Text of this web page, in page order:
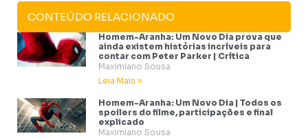
CONTEÚDO RELACIONADO
Homem-Aranha: Um Novo Dia prova que
ainda existem histórias incríveis para
contar com Peter Parker | Crítica
Maximiano Sousa
Leia Mais »
Homem-Aranha: Um Novo Dia | Todos os
spoilers do filme, participações e final
explicado
Maximiano Sousa